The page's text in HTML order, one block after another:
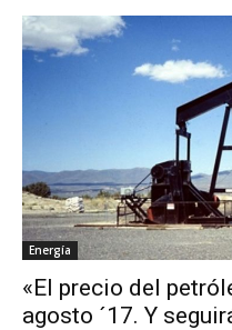
Energía
«El precio del
agosto ´17. Y